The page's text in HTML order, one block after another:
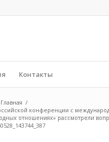
Контакты
Главная /
конференции с
отношениях» рассмотрели